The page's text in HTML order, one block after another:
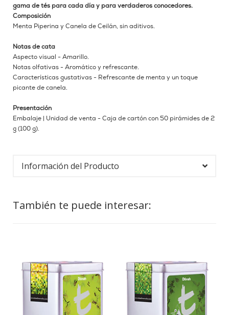
gama de tés para cada día y para verdaderos conocedores.
Composición
Menta Piperina y Canela de Ceilán, sin aditivos.
Notas de cata
Aspecto visual - Amarillo.
Notas olfativas - Aromático y refrescante.
Características gustativas - Refrescante de menta y un toque
picante de canela.
Presentación
Embalaje | Unidad de venta - Caja de cartón con 50 pirámides de 2
g (100 g).
Información del Producto
También te puede interesar: